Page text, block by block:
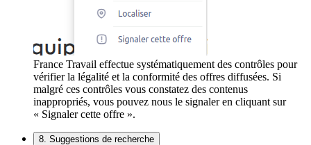
France Travail effectue systématiquement des contrôles pour
vérifier la légalité et la conformité des offres diffusées. Si
malgré ces contrôles vous constatez des contenus
inappropriés, vous pouvez nous le signaler en cliquant sur
« Signaler cette offre ».
8. Suggestions de recherche